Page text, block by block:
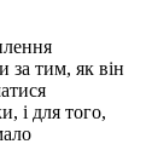
за тим, як він
і для того,